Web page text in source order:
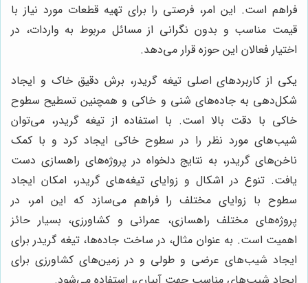
فراهم است. این امر، فرصتی را برای تهیه قطعات مورد نیاز با
قیمت مناسب و بدون نگرانی از مسائل مربوط به واردات، در
اختیار فعالان این حوزه قرار می‌دهد.
یکی از کاربردهای اصلی تیغه گریدر، برش دقیق خاک و ایجاد
شکل‌دهی به جاده‌های شنی و خاکی و همچنین تسطیح سطوح
خاکی با دقت بالا است. با استفاده از تیغه گریدر، می‌توان
شیب‌های مورد نظر را در سطوح خاکی ایجاد کرد و با کمک
ناخن‌های گریدر، به نتایج دلخواه در پروژه‌های راهسازی دست
یافت. تنوع در اشکال و زوایای تیغه‌های گریدر، امکان ایجاد
سطوح با زوایای مختلف را فراهم می‌سازد که این امر، در
پروژه‌های مختلف راهسازی، عمرانی و کشاورزی، بسیار حائز
اهمیت است. به عنوان مثال، در ساخت جاده‌ها، تیغه گریدر برای
ایجاد شیب‌های عرضی و طولی و در زمین‌های کشاورزی برای